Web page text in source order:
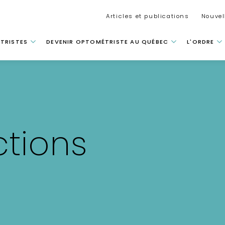
Articles et publications
principale
DEVENIR OPTOMÉTRISTE AU QUÉBEC L'ORDRE